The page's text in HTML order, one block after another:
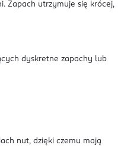
Zapach utrzymuje się krócej,
dyskretne zapachy lub
nut, dzięki czemu mają